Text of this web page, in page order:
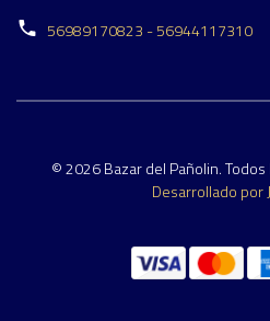
56989170823 - 56944117310
© 2026 Bazar del Pañolin.
Desarrollado por